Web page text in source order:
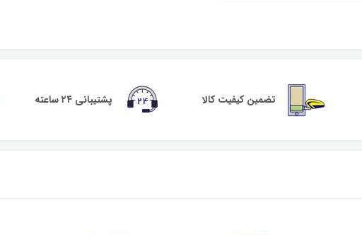
تضمین کیفیت کالا پشتیبانی ۲۴ ساعته